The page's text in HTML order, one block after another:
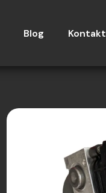
Blog Kontakt